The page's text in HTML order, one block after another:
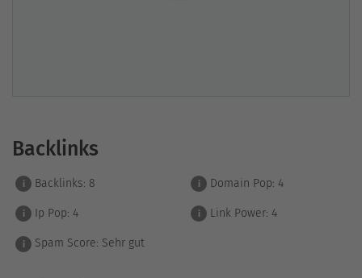
Backlinks
i Backlinks: 8 i Domain Pop: 4
i Ip Pop: 4 i Link Power: 4
i Spam Score: Sehr gut